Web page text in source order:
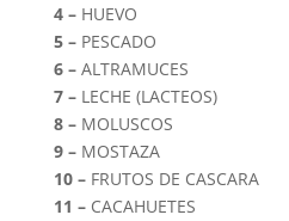
4 –HUEVO
5 –PESCADO
6 –ALTRAMUCES
7 –LECHE (LACTEOS)
8 –MOLUSCOS
9 –MOSTAZA
10 –FRUTOS DE CASCARA
11 –CACAHUETES